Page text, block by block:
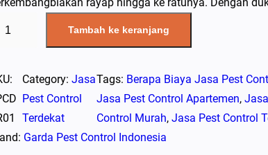
Tambah ke keranjang
Category: Jasa
Pest Control
Terdekat
Tags: Berapa Biaya Jasa Pest
Jasa Pest Control Apartemen,
Control Murah, Jasa Pest Control
Garda Pest Control Indonesia